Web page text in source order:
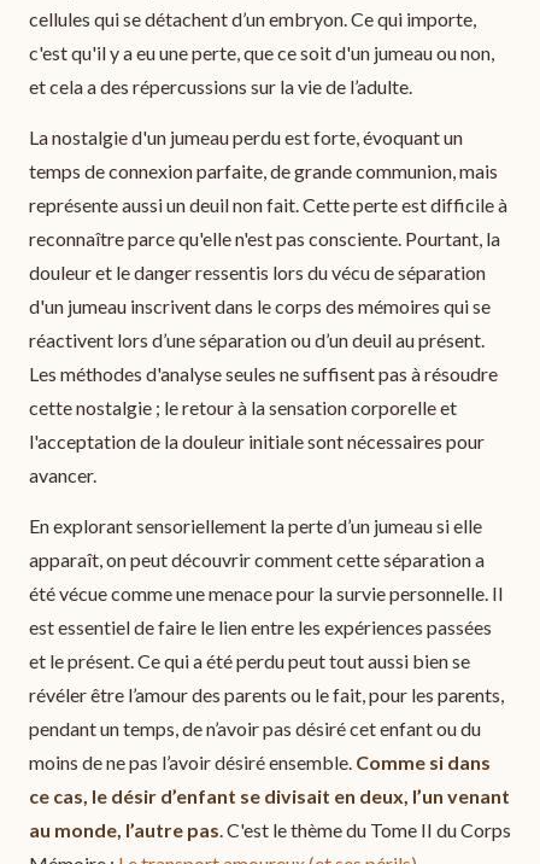
cellules qui se détachent d’un embryon. Ce qui importe,
c'est qu'il y a eu une perte, que ce soit d'un jumeau ou non,
et cela a des répercussions sur la vie de l’adulte.
La nostalgie d'un jumeau perdu est forte, évoquant un
temps de connexion parfaite, de grande communion, mais
représente aussi un deuil non fait. Cette perte est difficile à
reconnaître parce qu'elle n'est pas consciente. Pourtant, la
douleur et le danger ressentis lors du vécu de séparation
d'un jumeau inscrivent dans le corps des mémoires qui se
réactivent lors d’une séparation ou d’un deuil au présent.
Les méthodes d'analyse seules ne suffisent pas à résoudre
cette nostalgie ; le retour à la sensation corporelle et
l'acceptation de la douleur initiale sont nécessaires pour
avancer.
En explorant sensoriellement la perte d’un jumeau si elle
apparaît, on peut découvrir comment cette séparation a
été vécue comme une menace pour la survie personnelle. Il
est essentiel de faire le lien entre les expériences passées
et le présent. Ce qui a été perdu peut tout aussi bien se
révéler être l’amour des parents ou le fait, pour les parents,
pendant un temps, de n’avoir pas désiré cet enfant ou du
moins de ne pas l’avoir désiré ensemble. Comme si dans
ce cas, le désir d’enfant se divisait en deux, l’un venant
au monde, l’autre pas . C'est le thème du Tome II du Corps